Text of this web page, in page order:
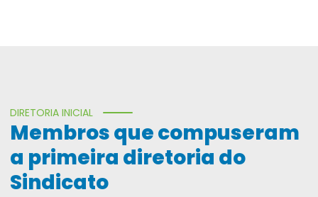
DIRETORIA INICIAL
Membros que compuseram
a primeira diretoria do
Sindicato